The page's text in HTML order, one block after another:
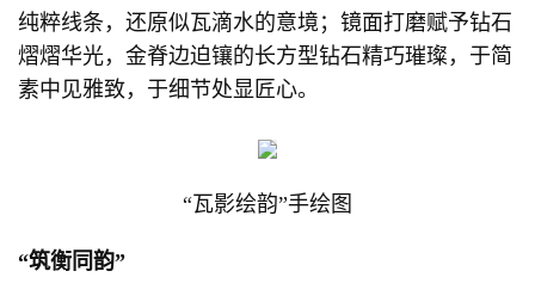
纯粹线条，还原似瓦滴水的意境；镜面打磨赋予钻石
熠熠华光，金脊边迫镶的长方型钻石精巧璀璨，于简
素中见雅致，于细节处显匠心。
“瓦影绘韵”手绘图
“筑衡同韵”